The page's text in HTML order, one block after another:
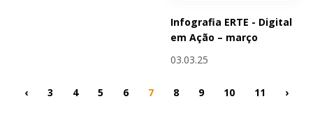
Infografia ERTE - Digital
em Ação – março
03.03.25
‹ 3 4 5 6 7 8 9 10 11 ›